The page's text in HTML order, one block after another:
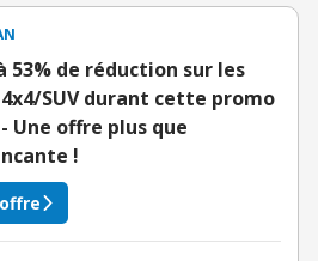
53% de réduction sur les
SUV durant cette promo
Une offre plus que
!